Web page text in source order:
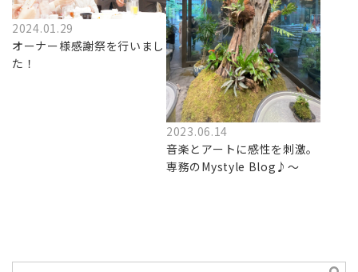
2024.01.29
オーナー様感謝祭を行いまし
た！
2023.06.14
音楽とアートに感性を刺激。
専務のMystyle Blog♪～